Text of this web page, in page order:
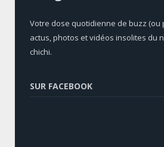
Votre dose quotidienne de buzz (ou
actus, photos et vidéos insolites du
chichi.
SUR FACEBOOK